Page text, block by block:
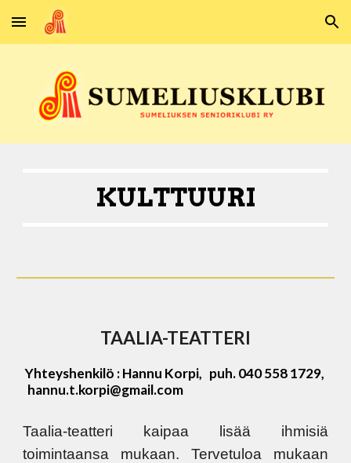
Skip to main content Skip to navigation
KULTTUURI
TAALIA-TEATTERI
Yhteyshenkilö : Hannu Korpi, puh. 040 558 1729,
hannu.t.korpi@gmail.com
Taalia-teatteri kaipaa lisää ihmisiä
toimintaansa mukaan. Tervetuloa mukaan